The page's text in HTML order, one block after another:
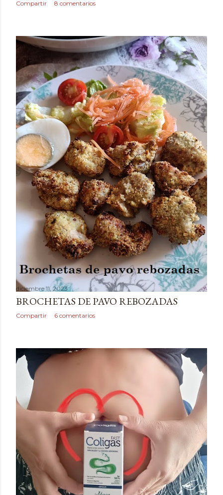
Compartir 8 comentarios
diciembre 11, 2023
BROCHETAS DE PAVO REBOZADAS
Compartir 6 comentarios